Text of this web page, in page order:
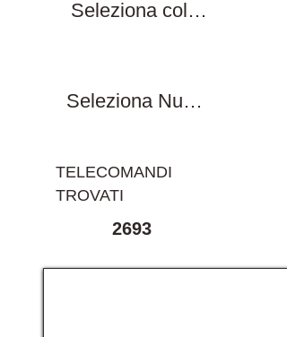
TELECOMANDI
TROVATI
2693